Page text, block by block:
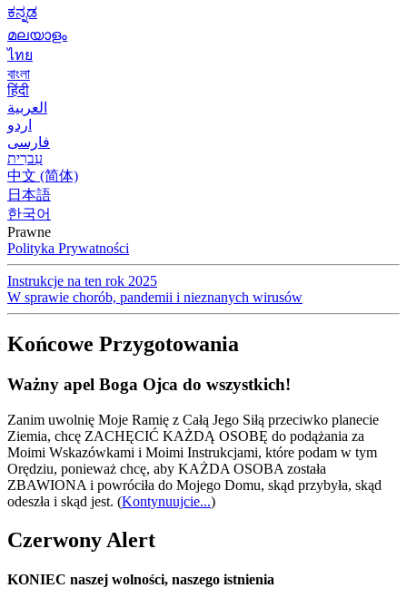
ಕನ್ನಡ
മലയാളം
ไทย
বাংলা
हिंदी
العربية
اردو
فارسی
עִברִית
中文 (简体)
日本語
한국어
Prawne
Polityka Prywatności
Instrukcje na ten rok 2025
W sprawie chorób, pandemii i nieznanych wirusów
Końcowe Przygotowania
Ważny apel Boga Ojca do wszystkich!
Zanim uwolnię Moje Ramię z Całą Jego Siłą przeciwko planecie
Ziemia, chcę ZACHĘCIĆ KAŻDĄ OSOBĘ do podążania za
Moimi Wskazówkami i Moimi Instrukcjami, które podam w tym
Orędziu, ponieważ chcę, aby KAŻDA OSOBA została
ZBAWIONA i powróciła do Mojego Domu, skąd przybyła, skąd
odeszła i skąd jest. (Kontynuujcie...)
Czerwony Alert
KONIEC naszej wolności, naszego istnienia